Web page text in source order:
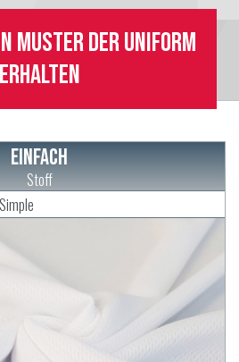
Muster der Uniform
erhalten
Einfach
Stoff